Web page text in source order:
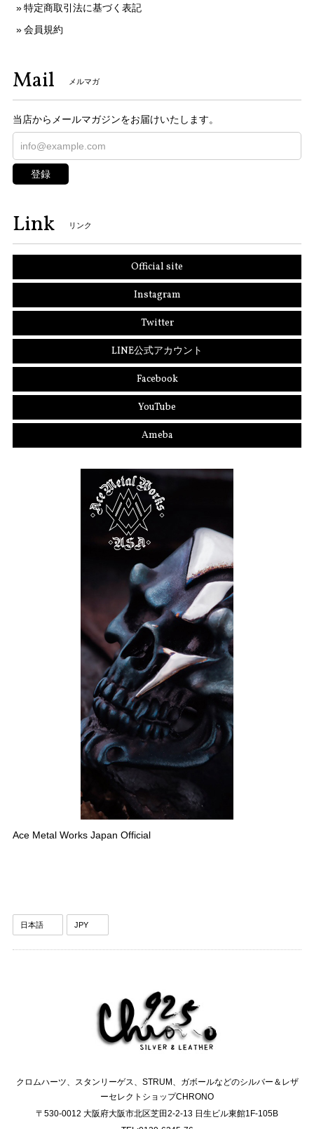
特定商取引法に基づく表記
会員規約
Mail メルマガ
当店からメールマガジンをお届けいたします。
登録
Link リンク
Official site
Instagram
Twitter
LINE公式アカウント
Facebook
YouTube
Ameba
Ace Metal Works Japan Official
クロムハーツ、スタンリーゲス、STRUM、ガボールなどのシルバー＆レザ
ーセレクトショップCHRONO
〒530-0012 大阪府大阪市北区芝田2-2-13 日生ビル東館1F-105B